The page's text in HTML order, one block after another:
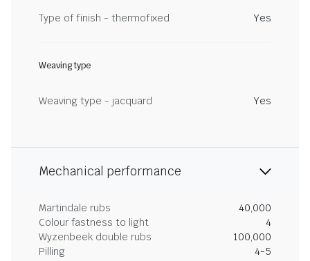
Type of finish - thermofixed Yes
Weaving type
Weaving type - jacquard Yes
Mechanical performance
Martindale rubs
40,000
Colour fastness to light
4
Wyzenbeek double rubs
100,000
Pilling
4-5